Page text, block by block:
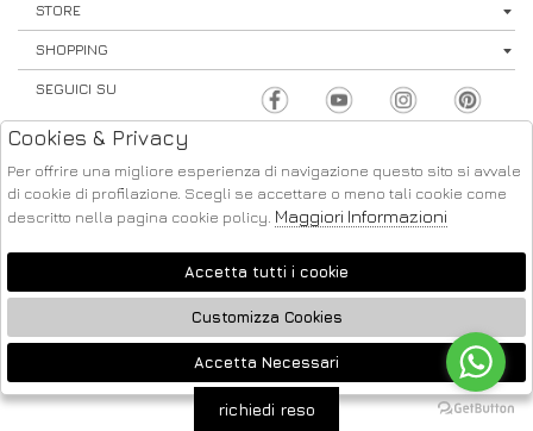
STORE
SHOPPING
SEGUICI SU
2026 FACE UP - P.IVA : 04220371217 POWERED BY
ATELIER
SOCIETÀ
🍪
richiedi reso
Cookies & Privacy
Per offrire una migliore esperienza di navigazione questo sito si avvale
di cookie di profilazione. Scegli se accettare o meno tali cookie come
descritto nella pagina cookie policy. Maggiori Informazioni
Accetta tutti i cookie
Customizza Cookies
Accetta Necessari